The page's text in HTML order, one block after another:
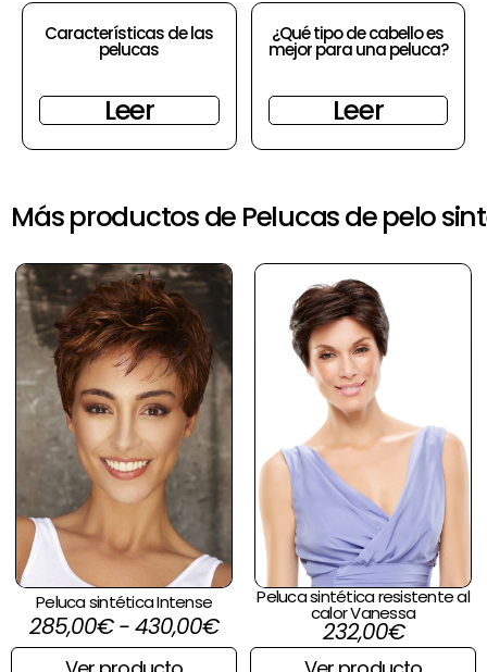
Características de las
pelucas
Leer
¿Qué tipo de cabello es
mejor para una peluca?
Leer
Más productos de Pelucas de pelo
Peluca sintética Intense
285,00€ -430,00€
Rango
de
precios:
desde
285,00€
430,00€
Peluca sintética resistente al
calor Vanessa
232,00€